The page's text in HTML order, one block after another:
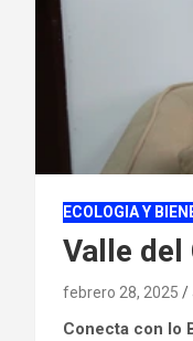
ECOLOGIA Y
Valle del
febrero 28, 2025
Conecta con lo